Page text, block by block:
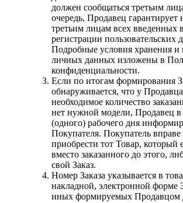
должен сообщаться третьим
очередь, Продавец гарантирует
третьим лицам всех введенных
регистрации пользовательских
Подробные условия хранения и
личных данных изложены в
конфиденциальности.
Если по итогам формирования
обнаруживается, что у Продавца
необходимое количество
нет нужной модели, Продавец в
(одного) рабочего дня
Покупателя. Покупатель вправе
приобрести тот Товар, который
вместо заказанного до этого,
свой Заказ.
Номер Заказа указывается в
накладной, электронной форме
иных формируемых Продавцом